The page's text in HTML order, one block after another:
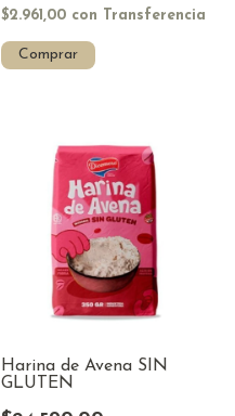
$2.961,00 con Transferencia
Comprar
Harina de Avena SIN
GLUTEN